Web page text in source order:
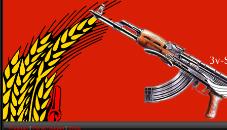
3v-
Главная|Регистрация|Вход